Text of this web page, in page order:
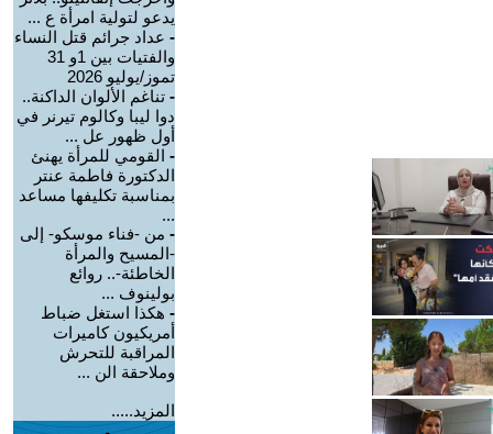
يدعو لتولية امرأة ع ...
- عداد جرائم قتل النساء
والفتيات بين 1و 31
تموز/يوليو 2026
- تناغم الألوان الداكنة..
دوا ليبا وكالوم تيرنر في
أول ظهور عل ...
- القومي للمرأة يهنئ
الدكتورة فاطمة عنتر
بمناسبة تكليفها مساعد
...
- من -فناء موسكو- إلى
-المسيح والمرأة
الخاطئة-.. روائع
بولينوف ...
- هكذا استغل ضباط
أمريكيون كاميرات
المراقبة للتحرش
وملاحقة الن ...
المزيد.....